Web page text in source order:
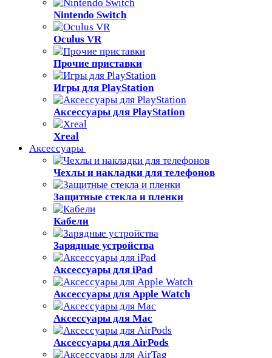
Nintendo Switch
Oculus VR
Прочие приставки
Игры для PlayStation
Аксессуары для PlayStation
Xreal
Аксессуары
Чехлы и накладки для телефонов
Защитные стекла и пленки
Кабели
Зарядные устройства
Аксессуары для iPad
Аксессуары для Apple Watch
Аксессуары для Mac
Аксессуары для AirPods